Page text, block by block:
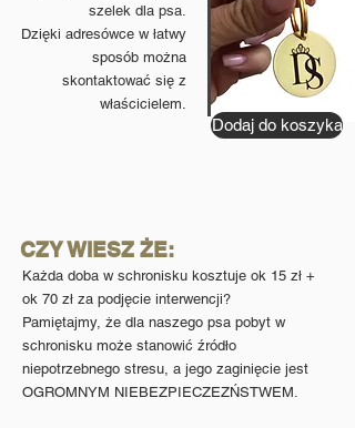
szelek dla psa.
Dzięki adresówce w łatwy
sposób można
skontaktować się z
właścicielem.
Dodaj do koszyka
CZY WIESZ ŻE:
Każda doba w schronisku kosztuje ok 15 zł +
ok 70 zł za podjęcie interwencji?
Pamiętajmy, że dla naszego psa pobyt w
schronisku może stanowić źródło
niepotrzebnego stresu, a jego zaginięcie jest
OGROMNYM NIEBEZPIECZEZŃSTWEM.